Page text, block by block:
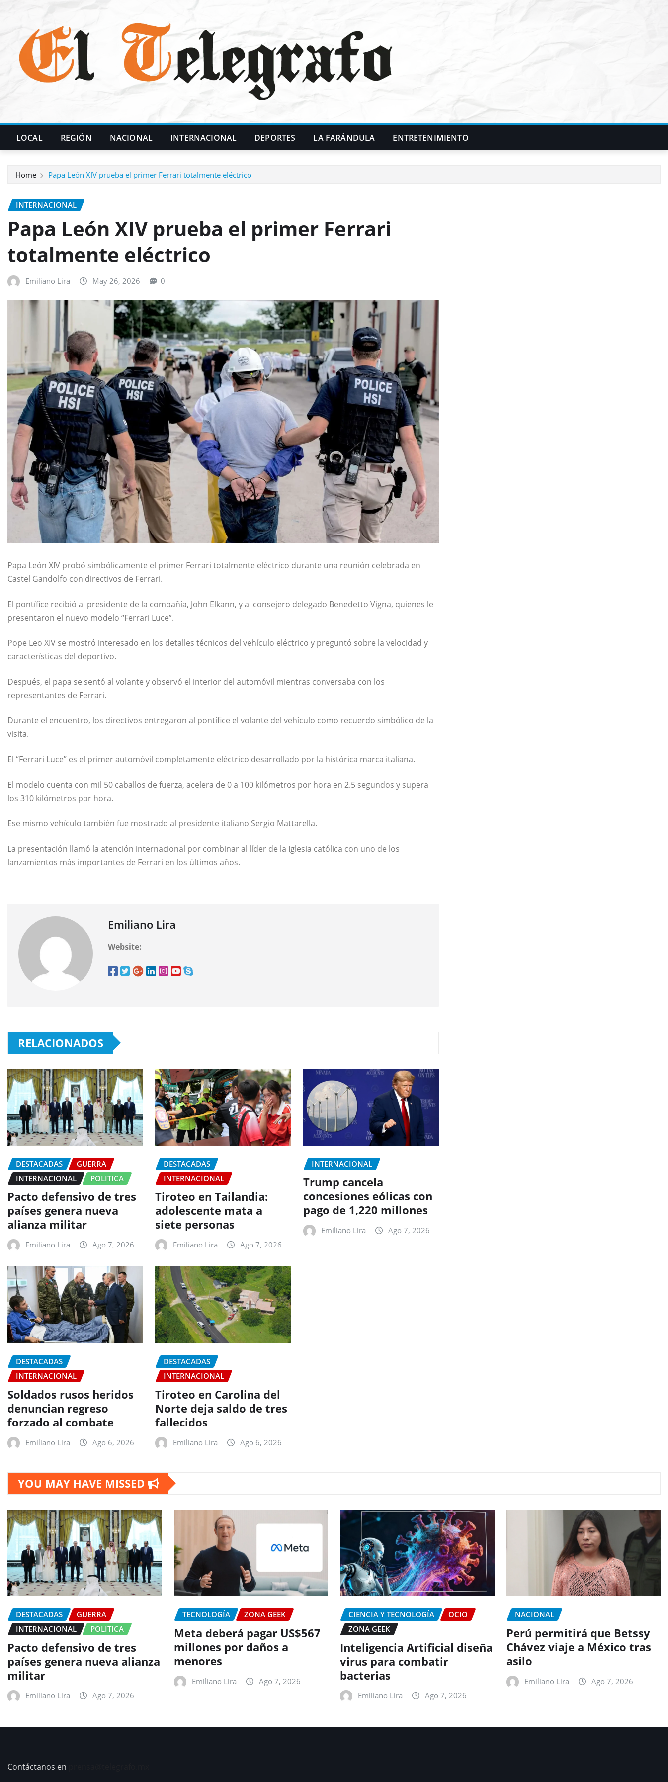
LOCAL REGIÓN NACIONAL INTERNACIONAL DEPORTES LA FARÁNDULA ENTRETENIMIENTO
Home Papa León XIV prueba el primer Ferrari totalmente eléctrico
INTERNACIONAL
Papa León XIV prueba el primer Ferrari
totalmente eléctrico
Emiliano Lira May 26, 2026 0
Papa León XIV probó simbólicamente el primer Ferrari totalmente eléctrico durante una reunión celebrada en
Castel Gandolfo con directivos de Ferrari.
El pontífice recibió al presidente de la compañía, John Elkann, y al consejero delegado Benedetto Vigna, quienes le
presentaron el nuevo modelo “Ferrari Luce”.
Pope Leo XIV se mostró interesado en los detalles técnicos del vehículo eléctrico y preguntó sobre la velocidad y
características del deportivo.
Después, el papa se sentó al volante y observó el interior del automóvil mientras conversaba con los
representantes de Ferrari.
Durante el encuentro, los directivos entregaron al pontífice el volante del vehículo como recuerdo simbólico de la
visita.
El “Ferrari Luce” es el primer automóvil completamente eléctrico desarrollado por la histórica marca italiana.
El modelo cuenta con mil 50 caballos de fuerza, acelera de 0 a 100 kilómetros por hora en 2.5 segundos y supera
los 310 kilómetros por hora.
Ese mismo vehículo también fue mostrado al presidente italiano Sergio Mattarella.
La presentación llamó la atención internacional por combinar al líder de la Iglesia católica con uno de los
lanzamientos más importantes de Ferrari en los últimos años.
Emiliano Lira
Website:
RELACIONADOS
DESTACADAS
GUERRA
INTERNACIONAL
POLITICA
Pacto defensivo de tres
países genera nueva
alianza militar
Emiliano Lira Ago 7, 2026
DESTACADAS
INTERNACIONAL
Tiroteo en Tailandia:
adolescente mata a
siete personas
Emiliano Lira Ago 7, 2026
INTERNACIONAL
Trump cancela
concesiones eólicas con
pago de 1,220 millones
Emiliano Lira Ago 7, 2026
DESTACADAS
INTERNACIONAL
Soldados rusos heridos
denuncian regreso
forzado al combate
Emiliano Lira Ago 6, 2026
DESTACADAS
INTERNACIONAL
Tiroteo en Carolina del
Norte deja saldo de tres
fallecidos
Emiliano Lira Ago 6, 2026
YOU MAY HAVE MISSED
DESTACADAS
GUERRA
INTERNACIONAL
POLITICA
Pacto defensivo de tres
países genera nueva alianza
militar
Emiliano Lira Ago 7, 2026
TECNOLOGÍA ZONA GEEK
Meta deberá pagar US$567
millones por daños a
menores
Emiliano Lira Ago 7, 2026
CIENCIA Y TECNOLOGÍA
OCIO
ZONA GEEK
Inteligencia Artificial diseña
virus para combatir
bacterias
Emiliano Lira Ago 7, 2026
NACIONAL
Perú permitirá que Betssy
Chávez viaje a México tras
asilo
Emiliano Lira Ago 7, 2026
Contáctanos en